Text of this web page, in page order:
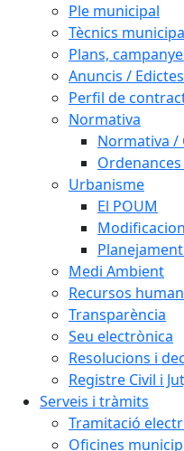
Ple municipal
Tècnics
Plans,
Anuncis / Edictes
Perfil de
Normativa
Normativa /
Urbanisme
El POUM
Medi Ambient
Recursos
Transparència
Seu electrònica
Resolucions i
Registre Civil i
Serveis i tràmits
Tramitació
Oficines